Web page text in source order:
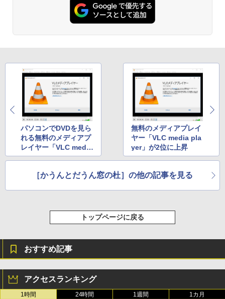
Kindle Paperwhite シグニチャーエディ
￥27,980
Amazon Kindle Paperwhite (16GB) 7イ
ンチディスプレイ、色調調節ライト、12
週間持続バッテリー、広告なし、ブラッ
ク
￥22,980
Amazon Kindle Colorsoft | 16GBストレ
イ、色調調節ライト、最大8週間持続バッ
売)
New Amazon Kindle Scribe Colorsoft |
レージ、ノート機能搭載、明るさ自動調
整、色調調節ライト、プレミアムペン付
き、グラファイト
パソコンでDVDを見ら
れる無料のメディアプ
レイヤー「VLC media
player」が3位に浮上
無料のメディアプレイ
ヤー「VLC media pla
yer」が2位に上昇
［かうんとだうん窓の杜］の他の記事を見る
トップページに戻る
おすすめ記事
アクセスランキング
1時間 24時間 1週間 1カ月